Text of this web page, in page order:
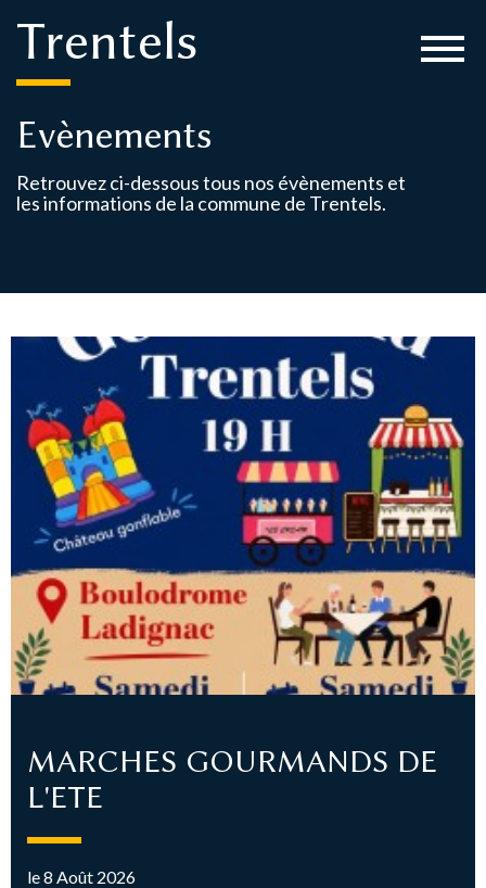
Trentels
Evènements
Retrouvez ci-dessous tous nos évènements et
les informations de la commune de Trentels.
MARCHES GOURMANDS DE
L'ETE
le 8 Août 2026